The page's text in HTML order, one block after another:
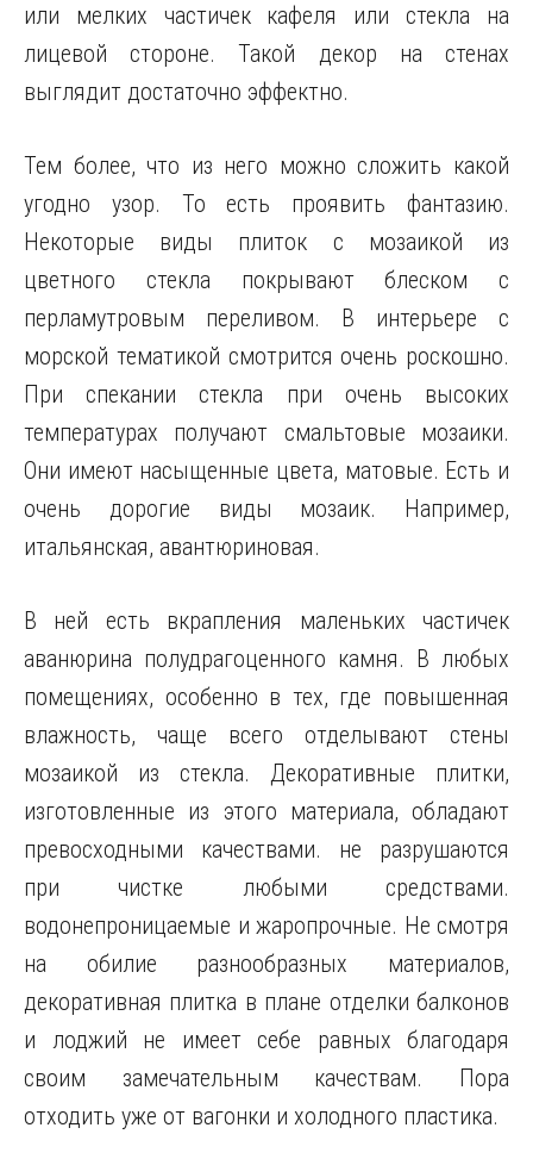
или мелких частичек кафеля или стекла на
лицевой стороне. Такой декор на стенах
выглядит достаточно эффектно.
Тем более, что из него можно сложить какой
угодно узор. То есть проявить фантазию.
Некоторые виды плиток с мозаикой из
цветного стекла покрывают блеском с
перламутровым переливом. В интерьере с
морской тематикой смотрится очень роскошно.
При спекании стекла при очень высоких
температурах получают смальтовые мозаики.
Они имеют насыщенные цвета, матовые. Есть и
очень дорогие виды мозаик. Например,
итальянская, авантюриновая.
В ней есть вкрапления маленьких частичек
аванюрина полудрагоценного камня. В любых
помещениях, особенно в тех, где повышенная
влажность, чаще всего отделывают стены
мозаикой из стекла. Декоративные плитки,
изготовленные из этого материала, обладают
превосходными качествами. не разрушаются
при чистке любыми средствами.
водонепроницаемые и жаропрочные. Не смотря
на обилие разнообразных материалов,
декоративная плитка в плане отделки балконов
и лоджий не имеет себе равных благодаря
своим замечательным качествам. Пора
отходить уже от вагонки и холодного пластика.